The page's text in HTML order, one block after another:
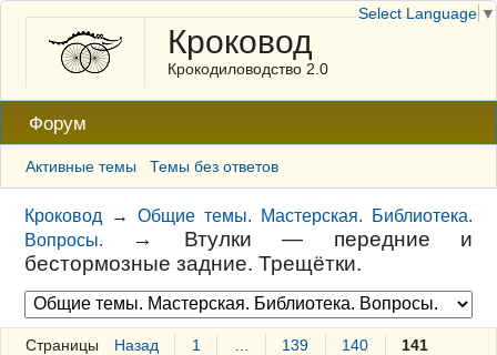
Кроковод
Крокодиловодство 2.0
Форум
Активные темы Темы без ответов
Кроковод →Общие темы. Мастерская. Библиотека.
Вопросы.
→ Втулки — передние и
бестормозные задние. Трещётки.
Страницы Назад 1 139 140
141
Select Language ▼